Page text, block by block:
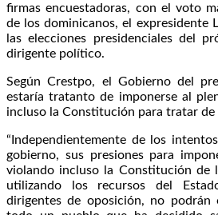
firmas encuestadoras, con el voto
de los dominicanos, el expresidente
las elecciones presidenciales del
dirigente político.
Según Crestpo, el Gobierno del
estaría tratanto de imponerse al
incluso la Constitución para tratar
“Independientemente de los
gobierno, sus presiones para
violando incluso la Constitución de
utilizando los recursos del
dirigentes de oposición, no podrán